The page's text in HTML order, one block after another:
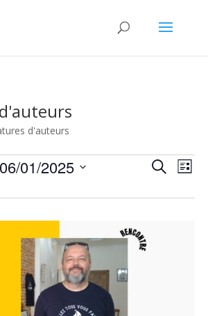
d'auteurs
Recherche
de
Liste
06/01/2025